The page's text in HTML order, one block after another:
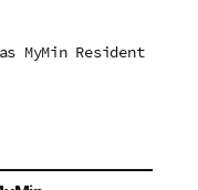
MyMin Resident